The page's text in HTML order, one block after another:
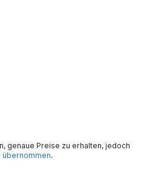
genaue Preise zu erhalten, jedoch
übernommen.